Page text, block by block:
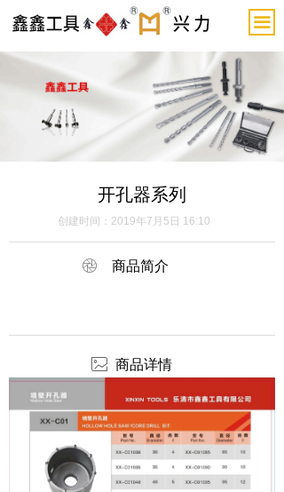
끀
开孔器系列
商品简介
创建时间： 2019年7月5日 16:10
商品详情
ꁵ
ꂈ